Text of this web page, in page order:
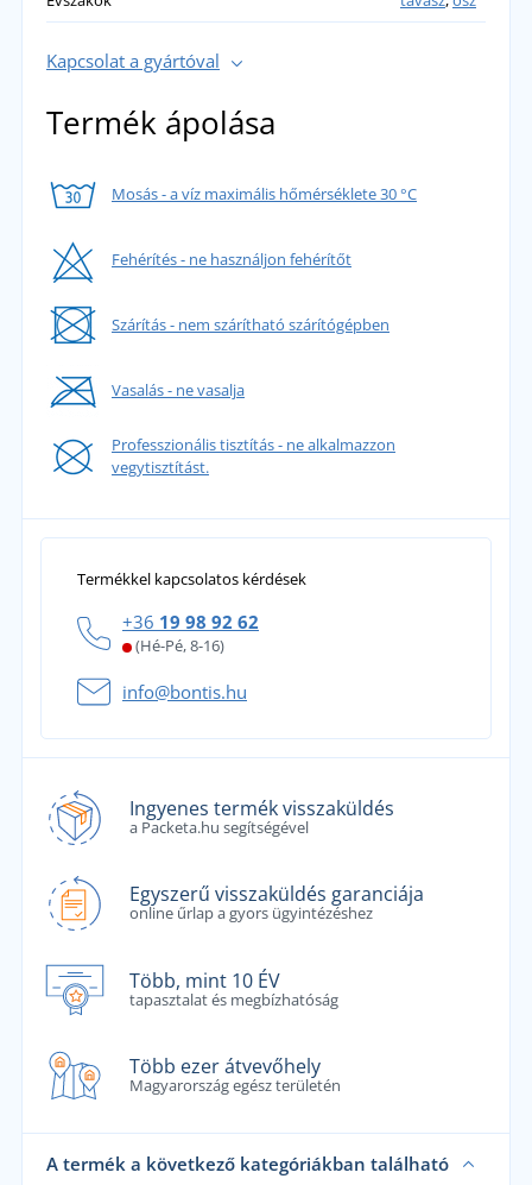
Kapcsolat a gyártóval
Termék ápolása
Mosás - a víz maximális hőmérséklete 30 °C
Fehérítés - ne használjon fehérítőt
Szárítás - nem szárítható szárítógépben
Vasalás - ne vasalja
Professzionális tisztítás - ne alkalmazzon
vegytisztítást.
Termékkel kapcsolatos kérdések
+36 19 98 92 62
(Hé-Pé, 8-16)
info@bontis.hu
Ingyenes termék visszaküldés
a Packeta.hu segítségével
Egyszerű visszaküldés garanciája
online űrlap a gyors ügyintézéshez
Több, mint 10 ÉV
tapasztalat és megbízhatóság
Több ezer átvevőhely
Magyarország egész területén
A termék a következő kategóriákban található